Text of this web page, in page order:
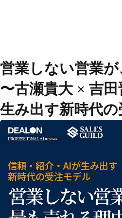
製品 LegalOn
GovernOn
DealOn
WorkOn
TomoniAI
営業しない営業
〜古瀬貴大 × 吉
生み出す新時代